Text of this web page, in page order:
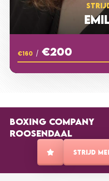
Go for it!@
ANONIEM
ANONIEM
€160 / €200
BOXING COMPANY
ROOSENDAAL
STRIJD